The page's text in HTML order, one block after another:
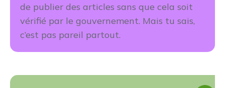
de publier des articles sans que cela soit
vérifié par le gouvernement. Mais tu sais,
c’est pas pareil partout.